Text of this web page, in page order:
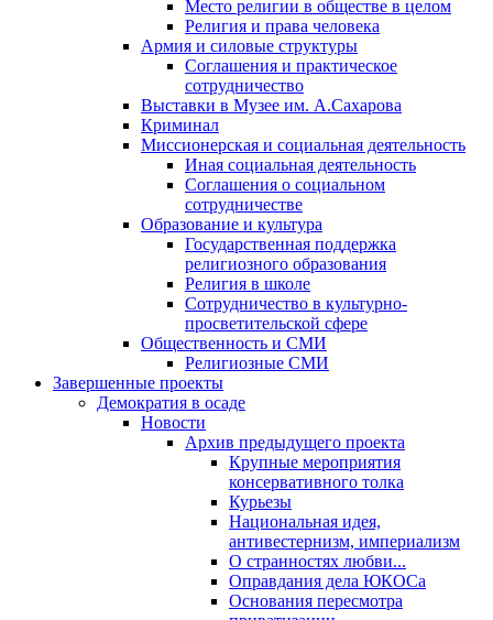
Место религии в обществе в целом
Религия и права человека
Армия и силовые структуры
Соглашения и практическое
сотрудничество
Выставки в Музее им. А.Сахарова
Криминал
Миссионерская и социальная деятельность
Иная социальная деятельность
Соглашения о социальном
сотрудничестве
Образование и культура
Государственная поддержка
религиозного образования
Религия в школе
Сотрудничество в культурно-
просветительской сфере
Общественность и СМИ
Религиозные СМИ
Завершенные проекты
Демократия в осаде
Новости
Архив предыдущего проекта
Крупные мероприятия
консервативного толка
Курьезы
Национальная идея,
антивестернизм, империализм
О странностях любви...
Оправдания дела ЮКОСа
Основания пересмотра